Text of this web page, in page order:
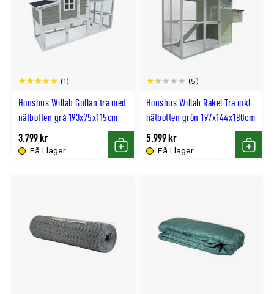
Hönshus Willab Gullan trä med
nätbotten grå 193x75x115cm
(1)
Få i lager
3.799 kr
Köp
Hönshus Willab Rakel Trä inkl.
nätbotten grön 197x144x180cm
(5)
Få i lager
5.999 kr
Köp